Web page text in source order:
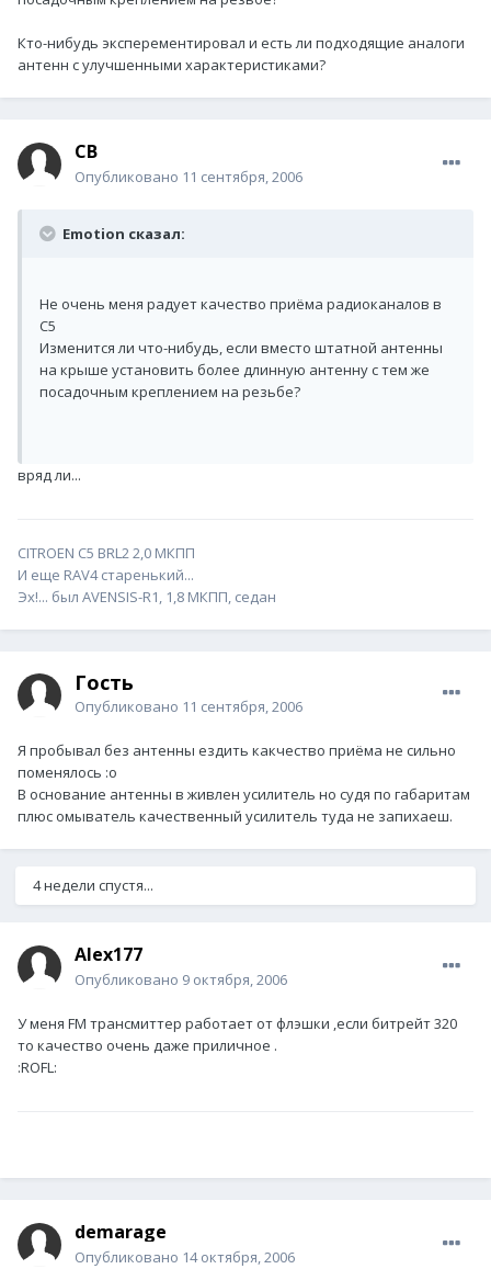
Кто-нибудь эксперементировал и есть ли подходящие аналоги
антенн с улучшенными характеристиками?
СВ
Опубликовано 11 сентября, 2006
Emotion сказал:
Не очень меня радует качество приёма радиоканалов в
С5
Изменится ли что-нибудь, если вместо штатной антенны
на крыше установить более длинную антенну с тем же
посадочным креплением на резьбе?
вряд ли...
CITROEN C5 BRL2 2,0 МКПП
И еще RAV4 старенький...
Эх!... был AVENSIS-R1, 1,8 МКПП, седан
Гость
Опубликовано 11 сентября, 2006
Я пробывал без антенны ездить какчество приёма не сильно
поменялось :o
В основание антенны в живлен усилитель но судя по габаритам
плюс омыватель качественный усилитель туда не запихаеш.
4 недели спустя...
Alex177
Опубликовано 9 октября, 2006
У меня FM трансмиттер работает от флэшки ,если битрейт 320
то качество очень даже приличное .
:ROFL:
demarage
Опубликовано 14 октября, 2006